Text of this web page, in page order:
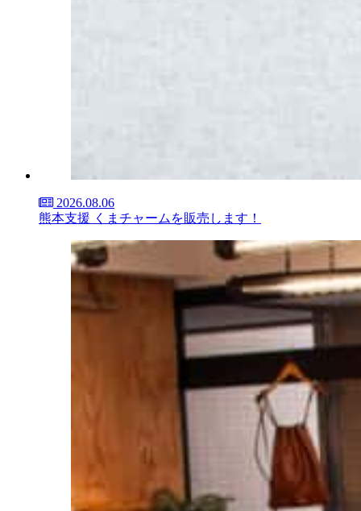
2026.08.06
熊本支援 くまチャームを販売します！